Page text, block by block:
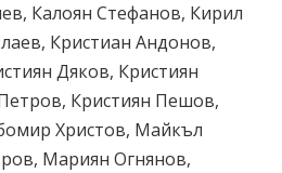
Калоян Стефанов, Кирил
Кристиан Андонов,
Дяков, Кристиян
Кристиян Пешов,
Христов, Майкъл
Мариян Огнянов,